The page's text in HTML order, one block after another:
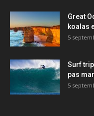
Great
koalas
5
Surf
pas
5